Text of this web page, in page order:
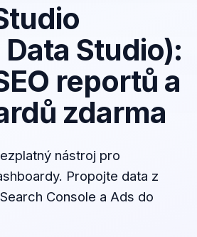
Studio):
reportů a
zdarma
nástroj pro
Propojte data z
Console a Ads do